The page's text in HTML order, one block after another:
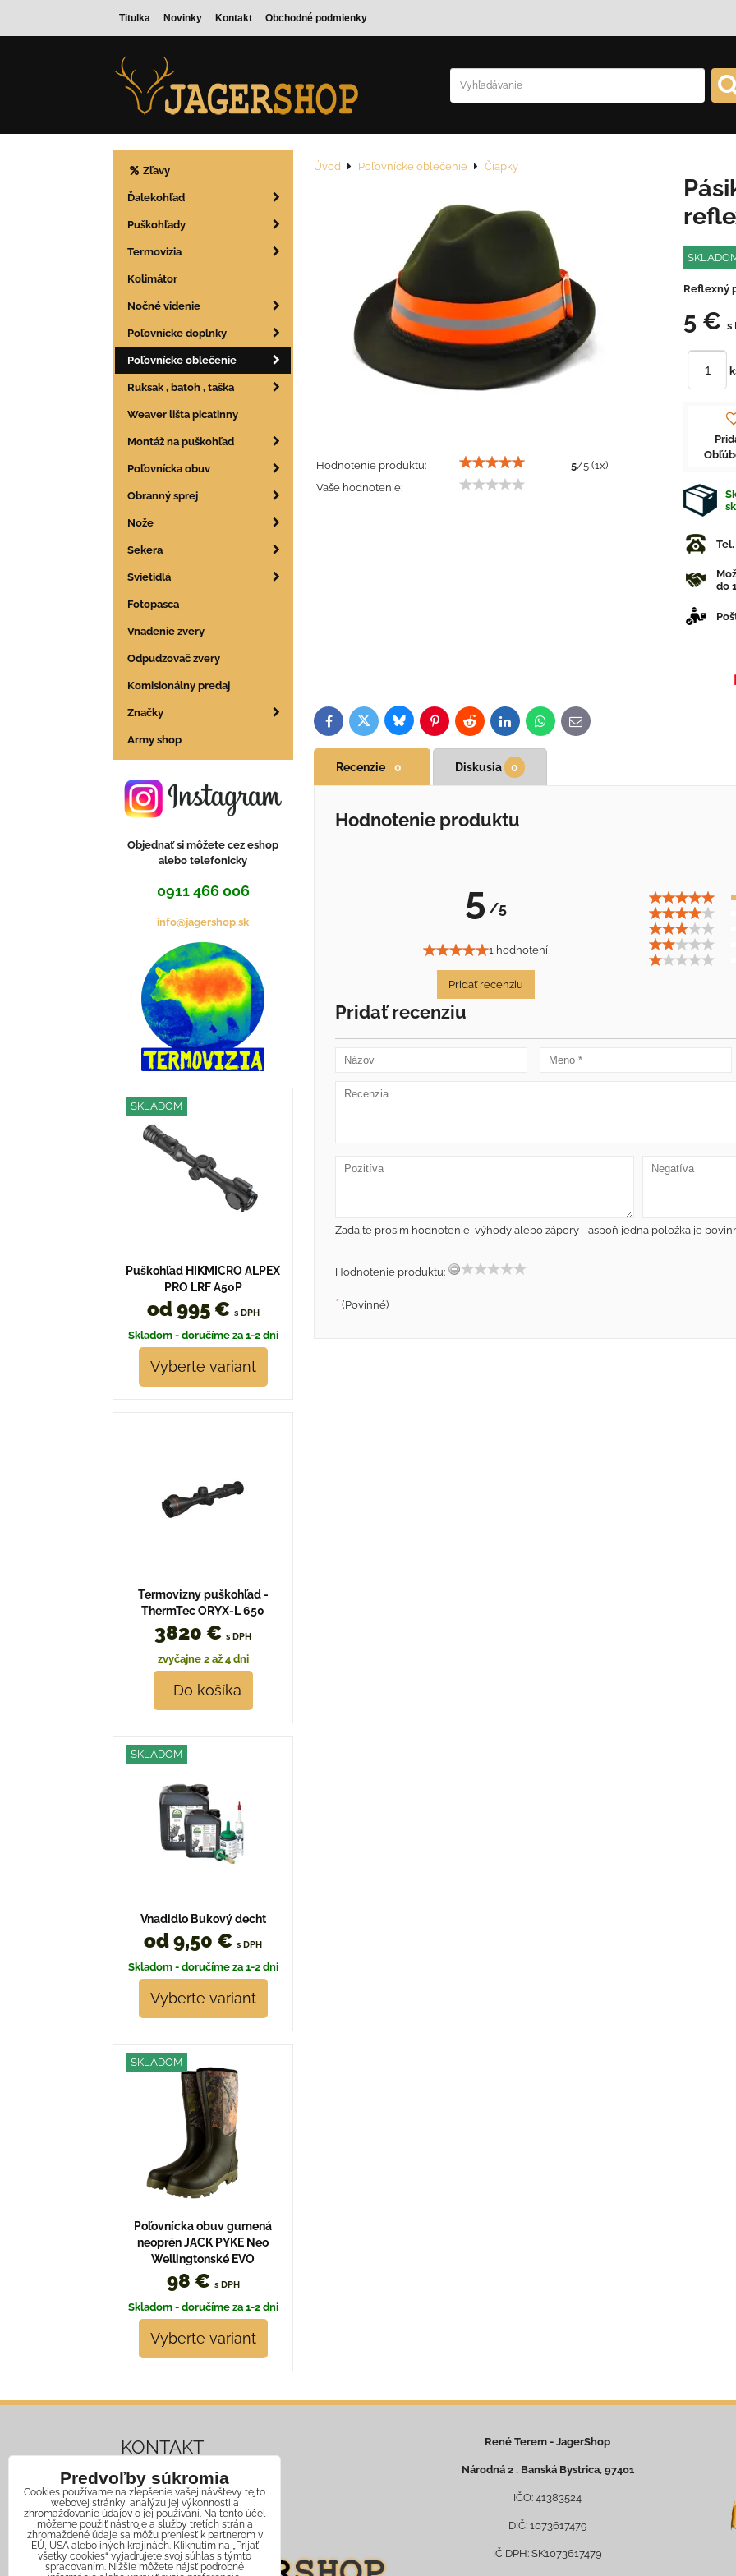
Titulka Novinky Kontakt Obchodné podmienky
Úvod Poľovnícke oblečenie Čiapky
Hodnotenie produktu: 5/5 (1x)
Vaše hodnotenie:
Reflexný
5 € s
do
FacebookTwitterBlueskyPinterestReddit LinkedInWhatsApp
E-
mail
Recenzie 0 Diskusia 0
Hodnotenie produktu
5 /5
1 hodnotení
Pridať recenziu
Pridať recenziu
Zadajte prosím hodnotenie, výhody alebo zápory - aspoň jedna položka je
Hodnotenie produktu:
* (Povinné)
Zľavy
Ďalekohľad
Puškohľady
Termovizia
Kolimátor
Nočné videnie
Poľovnícke doplnky
Poľovnícke oblečenie
Ruksak , batoh , taška
Weaver lišta picatinny
Montáž na puškohľad
Poľovnícka obuv
Obranný sprej
Nože
Sekera
Svietidlá
Fotopasca
Vnadenie zvery
Odpudzovač zvery
Komisionálny predaj
Značky
Army shop
Objednať si môžete cez eshop
alebo telefonicky
0911 466 006
info@jagershop.sk
SKLADOM
Puškohľad HIKMICRO ALPEX
PRO LRF A50P
od 995 € s DPH
Skladom - doručíme za 1-2 dni
Vyberte variant
Termovizny puškohľad -
ThermTec ORYX-L 650
3820 € s DPH
zvyčajne 2 až 4 dni
Do košíka
SKLADOM
Vnadidlo Bukový decht
od 9,50 € s DPH
Skladom - doručíme za 1-2 dni
Vyberte variant
SKLADOM
Poľovnícka obuv gumená
neoprén JACK PYKE Neo
Wellingtonské EVO
98 € s DPH
Skladom - doručíme za 1-2 dni
Vyberte variant
KONTAKT
Mobil: +421 911 466 006
Email: info@jagershop.sk
René Terem - JagerShop
Národná 2 , Banská Bystrica, 97401
IČO: 41383524
DIČ: 1073617479
IČ DPH: SK1073617479
Predvoľby súkromia
Cookies používame na zlepšenie vašej návštevy tejto
webovej stránky, analýzu jej výkonnosti a
zhromažďovanie údajov o jej používaní. Na tento účel
môžeme použiť nástroje a služby tretích strán a
zhromaždené údaje sa môžu preniesť k partnerom v
EÚ, USA alebo iných krajinách. Kliknutím na „Prijať
všetky cookies“ vyjadrujete svoj súhlas s týmto
spracovaním. Nižšie môžete nájsť podrobné